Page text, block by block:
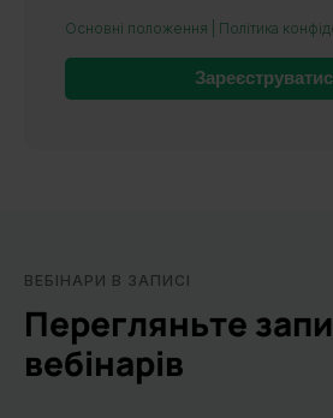
Основні положення Політика
ВЕБІНАРИ В ЗАПИСІ
Перегляньте
вебінарів